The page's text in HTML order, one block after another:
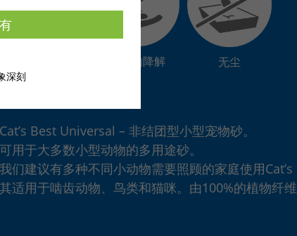
可生物降解 无尘
Cat’s Best Universal – 非结团型小型宠物砂。
可用于大多数小型动物的多用途砂。
我们建议有多种不同小动物需要照顾的家庭使用Cat’s
其适用于啮齿动物、鸟类和猫咪。由100%的植物纤维
深刻